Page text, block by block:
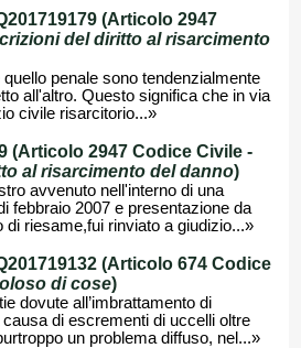
(Articolo 2947
del diritto al risarcimento
penale sono tendenzialmente
all'altro. Questo significa che in via
civile risarcitorio...»
(Articolo 2947 Codice Civile -
al risarcimento del danno)
avvenuto nell'interno di una
febbraio 2007 e presentazione da
di riesame,fui rinviato a giudizio...»
(Articolo 674 Codice
di cose)
dovute all’imbrattamento di
di escrementi di uccelli oltre
un problema diffuso, nel...»